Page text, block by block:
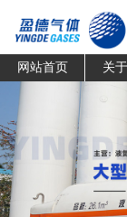
网站首页 关